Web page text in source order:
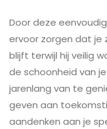
Door deze
ervoor zorgen dat je
blijft terwijl hij veilig
de schoonheid van
jarenlang van te
geven aan
aandenken aan je